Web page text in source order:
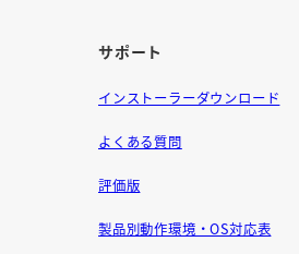
サポート
インストーラーダウンロード
よくある質問
評価版
製品別動作環境・OS対応表